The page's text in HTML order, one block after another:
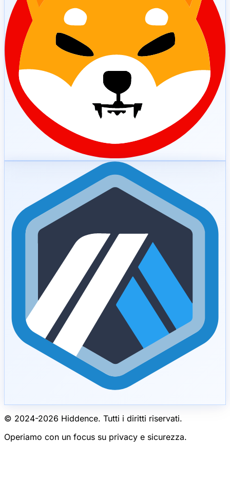
© 2024-2026 Hiddence. Tutti i diritti riservati.
Operiamo con un focus su privacy e sicurezza.